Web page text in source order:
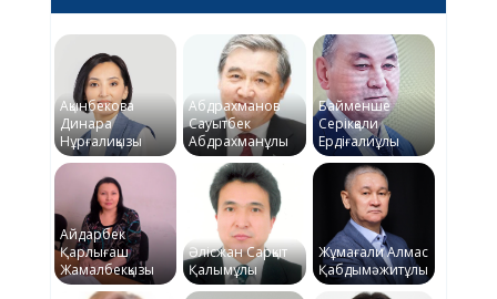
Ақынбекова
Динара
Нұрғалиқызы
Абдрахманов
Сауытбек
Абдрахманұлы
Байменше
Серікқали
Ердіғалиұлы
Айдарбек
Қарлығаш
Жамалбекқызы
Әлісжан Сарқыт
Қалымұлы
Жұмағали Алмас
Қабдымәжитұлы